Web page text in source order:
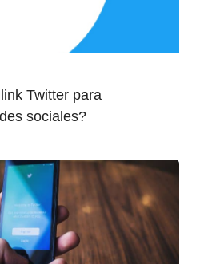
Twitter para
sociales?